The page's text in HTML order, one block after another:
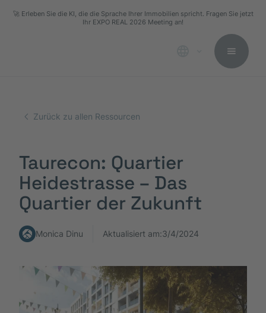
🚀 Erleben Sie die KI, die die Sprache Ihrer Immobilien spricht. Fragen Sie jetzt
Ihr EXPO REAL 2026 Meeting an!
Zurück zu allen Ressourcen
Taurecon: Quartier
Heidestrasse – Das
Quartier der Zukunft
Monica Dinu Aktualisiert am:3/4/2024